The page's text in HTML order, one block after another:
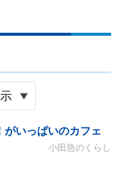
がいっぱいのカフェ
小田急のくらし